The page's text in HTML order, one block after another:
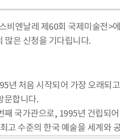
비엔날레 제60회 국제미술전
많은 신청을 기다립니다.
처음 시작되어 가장 오래되
문합니다.
국가관으로, 1995년 건립되
고 수준의 한국 예술을 세계와